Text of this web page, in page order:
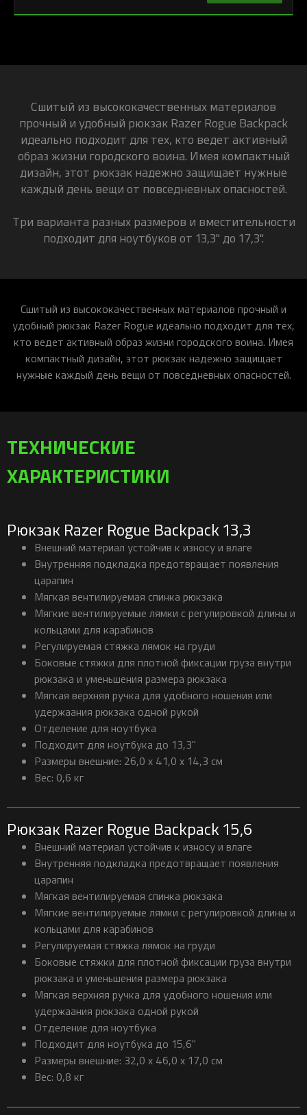
Сшитый из высококачественных материалов
прочный и удобный рюкзак Razer Rogue Backpack
идеально подходит для тех, кто ведет активный
образ жизни городского воина. Имея компактный
дизайн, этот рюкзак надежно защищает нужные
каждый день вещи от повседневных опасностей.
Три варианта разных размеров и вместительности
подходит для ноутбуков от 13,3" до 17,3".
Сшитый из высококачественных материалов прочный и
удобный рюкзак Razer Rogue идеально подходит для тех,
кто ведет активный образ жизни городского воина. Имея
компактный дизайн, этот рюкзак надежно защищает
нужные каждый день вещи от повседневных опасностей.
ТЕХНИЧЕСКИЕ
ХАРАКТЕРИСТИКИ
Рюкзак Razer Rogue Backpack 13,3
Внешний материал устойчив к износу и влаге
Внутренняя подкладка предотвращает появления
царапин
Мягкая вентилируемая спинка рюкзака
Мягкие вентилируемые лямки с регулировкой длины и
кольцами для карабинов
Регулируемая стяжка лямок на груди
Боковые стяжки для плотной фиксации груза внутри
рюкзака и уменьшения размера рюкзака
Мягкая верхняя ручка для удобного ношения или
удержаания рюкзака одной рукой
Отделение для ноутбука
Подходит для ноутбука до 13,3"
Размеры внешние: 26,0 x 41,0 x 14,3 см
Вес: 0,6 кг
Рюкзак Razer Rogue Backpack 15,6
Внешний материал устойчив к износу и влаге
Внутренняя подкладка предотвращает появления
царапин
Мягкая вентилируемая спинка рюкзака
Мягкие вентилируемые лямки с регулировкой длины и
кольцами для карабинов
Регулируемая стяжка лямок на груди
Боковые стяжки для плотной фиксации груза внутри
рюкзака и уменьшения размера рюкзака
Мягкая верхняя ручка для удобного ношения или
удержаания рюкзака одной рукой
Отделение для ноутбука
Подходит для ноутбука до 15,6"
Размеры внешние: 32,0 x 46,0 x 17,0 см
Вес: 0,8 кг